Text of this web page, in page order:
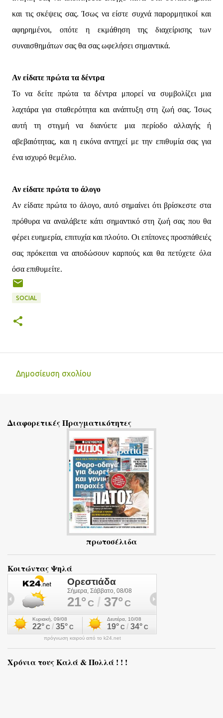
και τις σκέψεις σας. Ίσως να είστε συχνά παρορμητικοί και
αφηρημένοι, οπότε η εκμάθηση της διαχείρισης των
συναισθημάτων σας θα σας ωφελήσει σημαντικά.
Αν είδατε πρώτα τα δέντρα
Το να δείτε πρώτα τα δέντρα μπορεί να συμβολίζει μια
λαχτάρα για σταθερότητα και ανάπτυξη στη ζωή σας. Ίσως
αυτή τη στιγμή να διανύετε μια περίοδο αλλαγής ή
αβεβαιότητας, και η εικόνα αντηχεί με την επιθυμία σας για
ένα ισχυρό θεμέλιο.
Αν είδατε πρώτα το άλογο
Αν είδατε πρώτα το άλογο, αυτό σημαίνει ότι βρίσκεστε στα
πρόθυρα να αναλάβετε κάτι σημαντικό στη ζωή σας που θα
φέρει ευημερία, επιτυχία και πλούτο. Οι επίπονες προσπάθειές
σας πρόκειται να αποδώσουν καρπούς και θα πετύχετε όλα
όσα επιθυμείτε.
SOCIAL
λ
Δημοσίευση σχολίου
Διαφορετικές Πραγματικότητες
πρωτοσέλιδα
Κοιτώντας Ψηλά
πρόγνωση καιρού από το k24.net
Χρόνια τους Καλά & Πολλά ! ! !